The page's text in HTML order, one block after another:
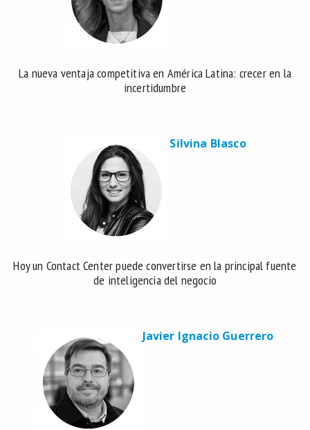
La nueva ventaja competitiva en América Latina: crecer en la
incertidumbre
Silvina Blasco
Hoy un Contact Center puede convertirse en la principal fuente
de inteligencia del negocio
Javier Ignacio Guerrero